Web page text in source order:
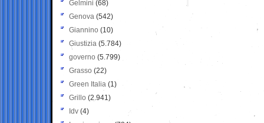
Gelmini (68)
Genova (542)
Giannino (10)
Giustizia (5.784)
governo (5.799)
Grasso (22)
Green Italia (1)
Grillo (2.941)
Idv (4)